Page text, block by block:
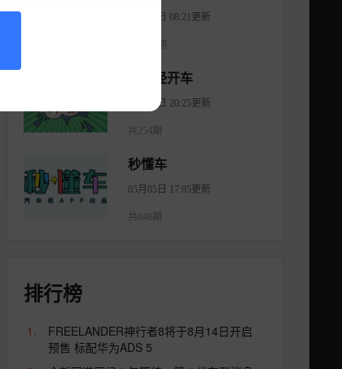
08月06日 08:21更新
共2965期
不正经开车
08月18日 20:25更新
共254期
秒懂车
05月05日 17:05更新
共648期
排行榜
FREELANDER神行者8将于8月14日开启
预售 标配华为ADS 5